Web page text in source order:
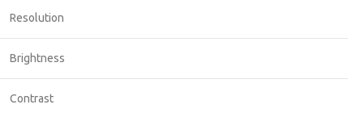
Resolution
Brightness
Contrast